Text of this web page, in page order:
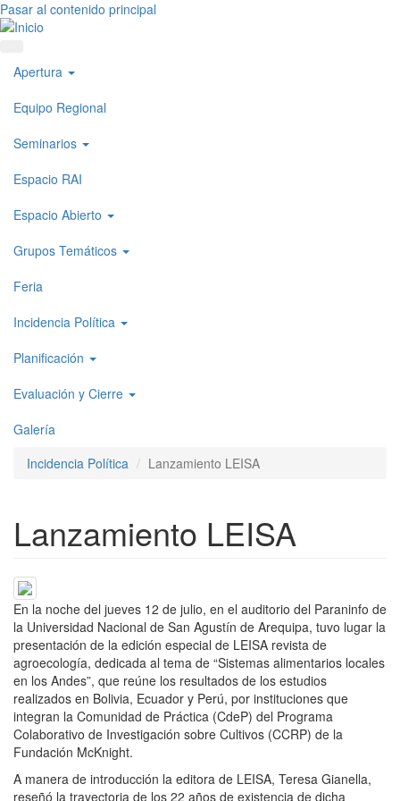
Pasar al contenido principal
Apertura
Equipo Regional
Seminarios
Espacio RAI
Espacio Abierto
Grupos Temáticos
Feria
Incidencia Política
Planificación
Evaluación y Cierre
Galería
Incidencia Política
Lanzamiento LEISA
Lanzamiento LEISA
En la noche del jueves 12 de julio, en el auditorio del Paraninfo de
la Universidad Nacional de San Agustín de Arequipa, tuvo lugar la
presentación de la edición especial de LEISA revista de
agroecología, dedicada al tema de “Sistemas alimentarios locales
en los Andes”, que reúne los resultados de los estudios
realizados en Bolivia, Ecuador y Perú, por instituciones que
integran la Comunidad de Práctica (CdeP) del Programa
Colaborativo de Investigación sobre Cultivos (CCRP) de la
Fundación McKnight.
A manera de introducción la editora de LEISA, Teresa Gianella,
reseñó la trayectoria de los 22 años de existencia de dicha